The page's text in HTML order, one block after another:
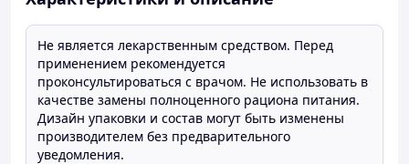
Не является лекарственным средством. Перед
применением рекомендуется
проконсультироваться с врачом. Не использовать в
качестве замены полноценного рациона питания.
Дизайн упаковки и состав могут быть изменены
производителем без предварительного
уведомления.